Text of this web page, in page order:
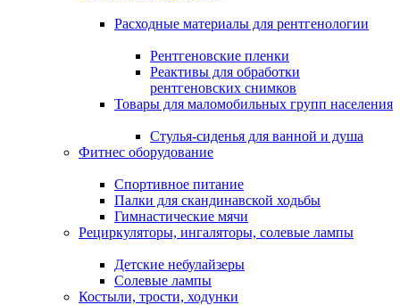
Расходные материалы для рентгенологии
Рентгеновские пленки
Реактивы для обработки
рентгеновских снимков
Товары для маломобильных групп населения
Стулья-сиденья для ванной и душа
Фитнес оборудование
Спортивное питание
Палки для скандинавской ходьбы
Гимнастические мячи
Рециркуляторы, ингаляторы, солевые лампы
Детские небулайзеры
Солевые лампы
Костыли, трости, ходунки